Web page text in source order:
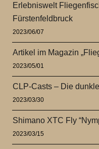
Erlebniswelt
Fürstenfeldbruck
2023/06/07
Artikel im Magazin
2023/05/01
CLP-Casts – Die
2023/03/30
Shimano XTC Fly
2023/03/15